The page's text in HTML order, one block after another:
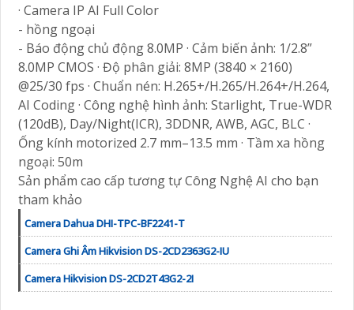
· Camera IP AI Full Color
- hồng ngoại
- Báo động chủ động 8.0MP · Cảm biến ảnh: 1/2.8”
8.0MP CMOS · Độ phân giải: 8MP (3840 × 2160)
@25/30 fps · Chuẩn nén: H.265+/H.265/H.264+/H.264,
AI Coding · Công nghệ hình ảnh: Starlight, True-WDR
(120dB), Day/Night(ICR), 3DDNR, AWB, AGC, BLC ·
Ống kính motorized 2.7 mm–13.5 mm · Tầm xa hồng
ngoại: 50m
Sản phẩm cao cấp tương tự Công Nghệ AI cho bạn
tham khảo
Camera Dahua DHI-TPC-BF2241-T
Camera Ghi Âm Hikvision DS-2CD2363G2-IU
Camera Hikvision DS-2CD2T43G2-2I